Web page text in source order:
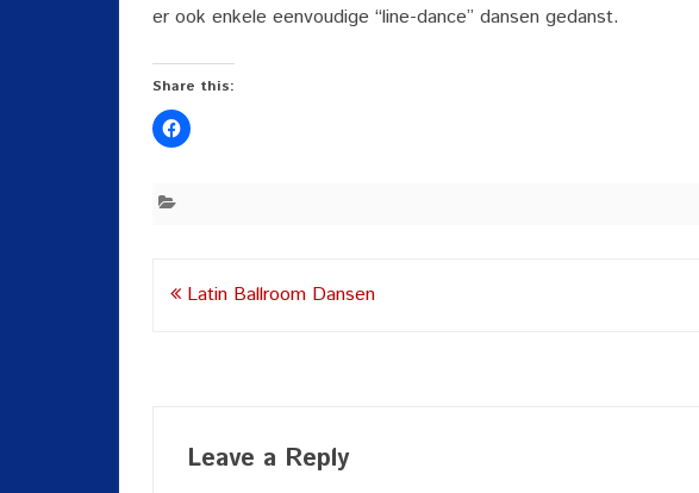
er ook enkele eenvoudige “line-dance” dansen gedanst.
Share this:
PostLatin Ballroom Dansen
Leave a Reply